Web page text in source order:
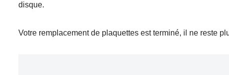
disque.
Votre remplacement de plaquettes est terminé, il ne reste